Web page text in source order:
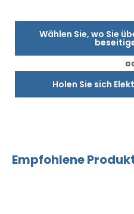
Wählen Sie, wo Sie
Holen Sie sich
Empfohlene